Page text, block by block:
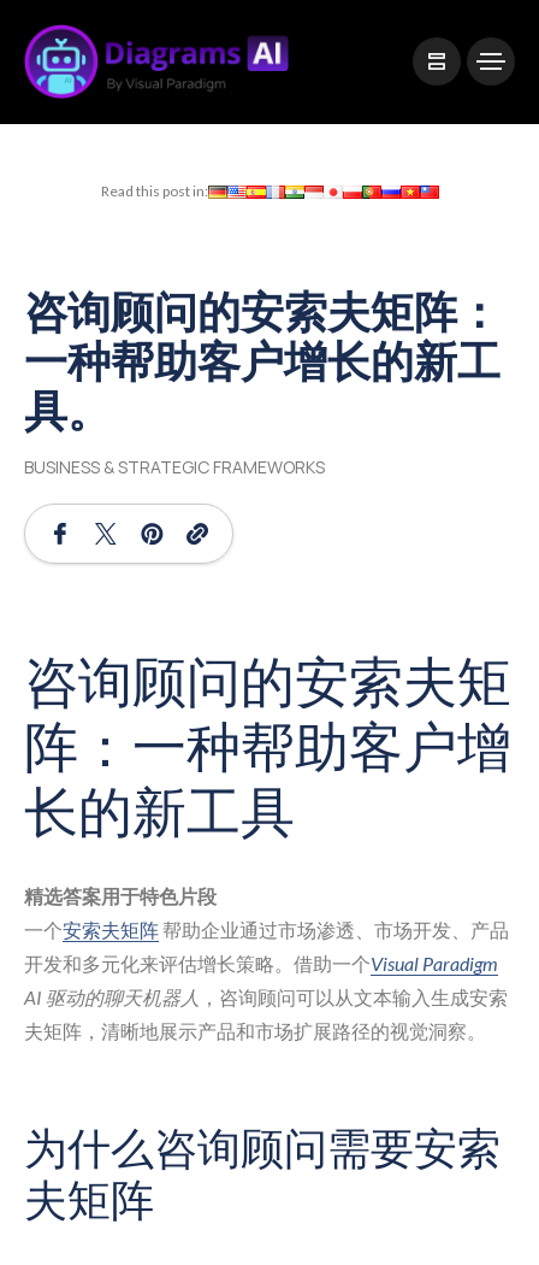
Read this post in:
咨询顾问的安索夫矩阵：
一种帮助客户增长的新工
具。
BUSINESS & STRATEGIC FRAMEWORKS
咨询顾问的安索夫矩
阵：一种帮助客户增
长的新工具
精选答案用于特色片段
一个安索夫矩阵帮助企业通过市场渗透、市场开发、产品
开发和多元化来评估增长策略。借助一个Visual Paradigm
AI 驱动的聊天机器人 ，咨询顾问可以从文本输入生成安索
夫矩阵，清晰地展示产品和市场扩展路径的视觉洞察。
为什么咨询顾问需要安索
夫矩阵